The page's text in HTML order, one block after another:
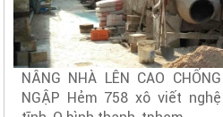
NÂNG NHÀ LÊN CAO CHỐNG
NGẬP Hẻm 758 xô viết nghệ